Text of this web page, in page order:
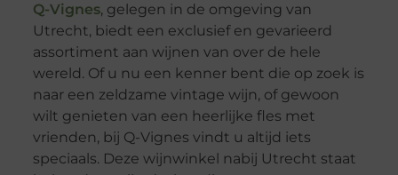
Q-Vignes, gelegen in de omgeving van
Utrecht, biedt een exclusief en gevarieerd
assortiment aan wijnen van over de hele
wereld. Of u nu een kenner bent die op zoek is
naar een zeldzame vintage wijn, of gewoon
wilt genieten van een heerlijke fles met
vrienden, bij Q-Vignes vindt u altijd iets
speciaals. Deze wijnwinkel nabij Utrecht staat